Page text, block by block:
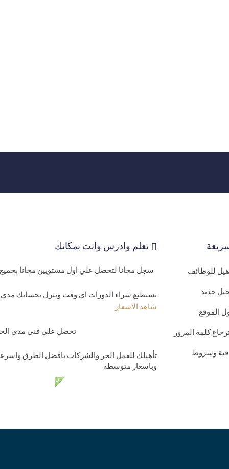
للوظائف
جديد
الموقع
كلمة المرور
وشروط
تعلم وادرس وانت بمكانك
سجل مجانا لتحصل علي اول مستويين مجانا بجميع
تستطيع شراء الدورات اي وقت وتنزل بحسابك مدي
شاهد الاسعار
تحصل علي فني مدي
تأهيلك للعمل الحر والشركات بافضل الطرق
وباسعار متوسطة